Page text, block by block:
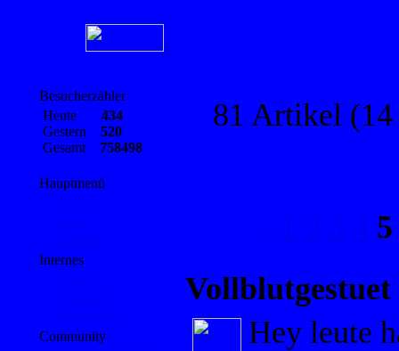
Besucherzähler
Heute 434
Gestern 520
Gesamt 758498
Hauptmenü
Internes
Community
81 Artikel
5
Vollblutgestuet
Hey leute